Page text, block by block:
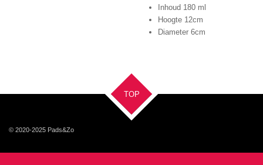
Inhoud 180 ml
Hoogte 12cm
Diameter 6cm
TOP
© 2020-2025 Pads&Zo